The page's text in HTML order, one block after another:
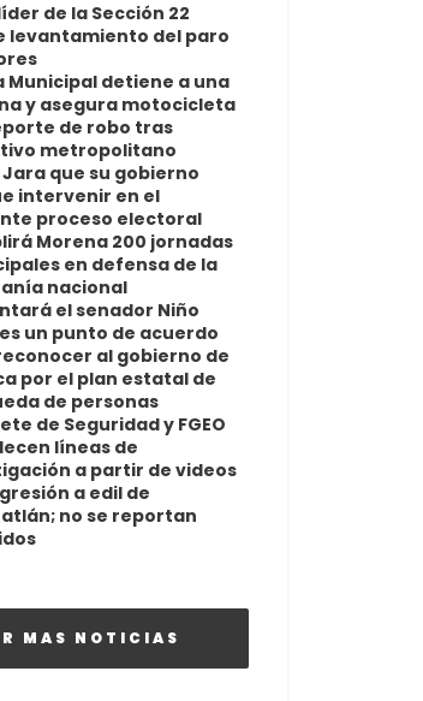
de la Sección 22
levantamiento del paro
Municipal detiene a una
y asegura motocicleta
de robo tras
metropolitano
Jara que su gobierno
intervenir en el
proceso electoral
Morena 200 jornadas
en defensa de la
nacional
el senador Niño
un punto de acuerdo
al gobierno de
por el plan estatal de
de personas
de Seguridad y FGEO
líneas de
a partir de videos
a edil de
no se reportan
MAS NOTICIAS